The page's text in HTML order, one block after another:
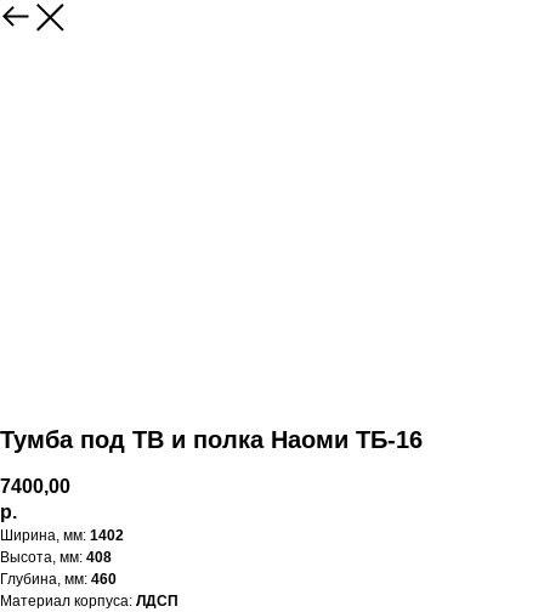
Тумба под ТВ и полка Наоми ТБ-16
7400,00
р.
Ширина, мм: 1402
Высота, мм: 408
Глубина, мм: 460
Материал корпуса: ЛДСП